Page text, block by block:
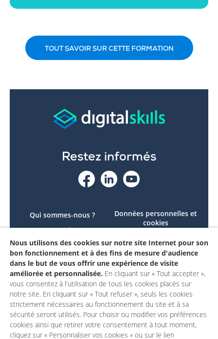
TOUT SAVOIR SUR CETTE FORMATION
Restez informés
Qui sommes-nous ?
Le projet
Contactez-nous
Mon compte
Données personnelles et
cookies
conforme
Mentions légales
Nous utilisons des cookies sur notre site Internet pour son
bon fonctionnement et à des fins de mesure d'audience
dans le but de vous offrir une expérience de visite
améliorée et personnalisée. En cliquant sur « Tout accepter »,
vous consentez à l'utilisation de tous les cookies placés sur
notre site. En cliquant sur « Tout refuser », seuls les cookies
strictement nécessaires au fonctionnement du site et à sa
sécurité seront utilisés. Pour choisir ou modifier vos préférences
cookies ainsi que retirer votre consentement à tout moment,
cliquez sur « Personnaliser vos cookies » ou sur le lien